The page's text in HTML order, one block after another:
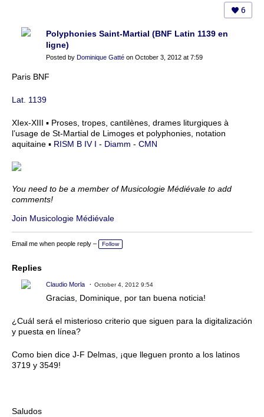
6
Polyphonies Saint-Martial (BNF Latin 1139 en
ligne)
Posted by Dominique Gatté on October 3, 2012 at 7:59
Paris BNF
Lat. 1139
XIex-XIII ▪ Proses, tropes, cantilènes, drames liturgiques à
l’usage de St-Martial de Limoges et polyphonies, notation
aquitaine ▪ RISM B IV I - Diamm - CMN
You need to be a member of Musicologie Médiévale to add
comments!
Join Musicologie Médiévale
Email me when people reply – Follow
Replies
Claudio Morla October 4, 2012 9:54
Gracias, Dominique, por tan buena noticia!
¿Cuál será el misterioso criterio que siguen para la digitalización
y puesta en línea?
Como bien dice J-F Delmas, ¡que lleguen pronto a los latinos
3719 y 3549!
Saludos